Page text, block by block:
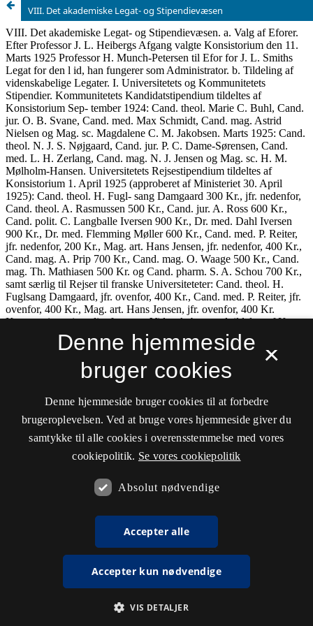
VIII. Det akademiske Legat- og Stipendievæsen
×
Denne hjemmeside
bruger cookies
Denne hjemmeside bruger cookies til at forbedre
brugeroplevelsen. Ved at bruge vores hjemmeside giver du
samtykke til alle cookies i overensstemmelse med vores
cookiepolitik. Se vores cookiepolitik
Absolut nødvendige
Accepter alle
Accepter kun nødvendige
VIS DETALJER